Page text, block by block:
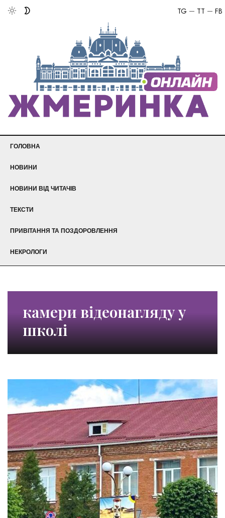
FB
TT
TG
ГОЛОВНА
НОВИНИ
НОВИНИ ВІД ЧИТАЧІВ
ТЕКСТИ
ПРИВІТАННЯ ТА ПОЗДОРОВЛЕННЯ
НЕКРОЛОГИ
камери відеонагляду у
школі